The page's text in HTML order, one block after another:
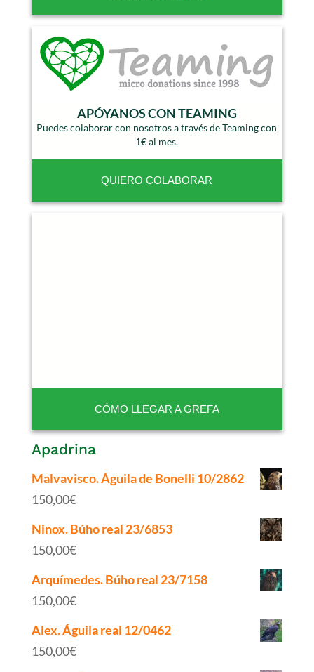
APÓYANOS CON TEAMING
Puedes colaborar con nosotros a través de Teaming con
1€ al mes.
QUIERO COLABORAR
CÓMO LLEGAR A GREFA
Apadrina
Malvavisco. Águila de Bonelli 10/2862
150,00€
Ninox. Búho real 23/6853
150,00€
Arquímedes. Búho real 23/7158
150,00€
Alex. Águila real 12/0462
150,00€